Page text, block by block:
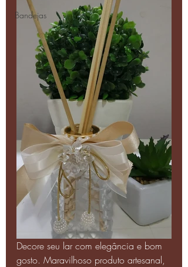
Bandejas
Decore seu lar com elegância e bom
gosto. Maravilhoso produto artesanal,